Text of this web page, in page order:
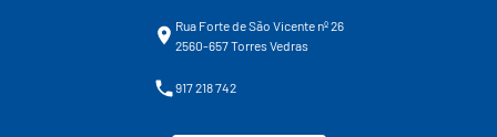
Rua Forte de São Vicente nº 26
2560-657 Torres Vedras
917 218 742